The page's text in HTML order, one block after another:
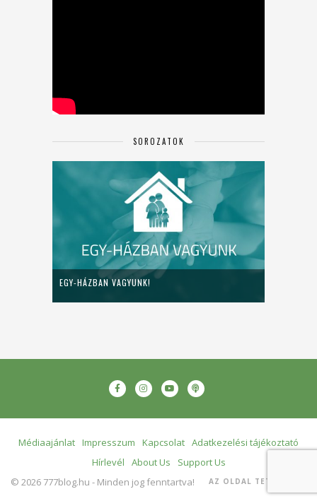
SOROZATOK
EGY-HÁZBAN VAGYUNK!
Médiaajánlat Impresszum Kapcsolat Adatkezelési tájékoztató
Hírlevél
About Us
Support Us
© 2026 777blog.hu - Minden jog fenntartva!
AZ OLDAL TETEJÉRE